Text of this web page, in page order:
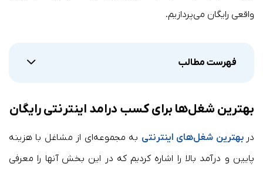
واقعی رایگان می‌پردازیم.
فهرست مطالب
بهترین شغل‌ها برای کسب درامد اینترنتی رایگان
در بهترین شغل‌های اینترنتی به مجموعه‌ای از مشاغل با هزینه
پایین و درآمد بالا را اشاره کردیم که در این بخش آنها را معرفی